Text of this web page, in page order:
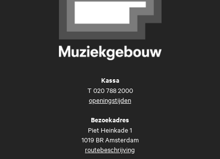
Kassa
T 020 788 2000
openingstijden
Bezoekadres
Piet Heinkade 1
1019 BR Amsterdam
routebeschrijving